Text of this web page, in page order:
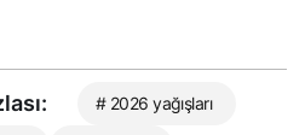
# 2026 yağışları